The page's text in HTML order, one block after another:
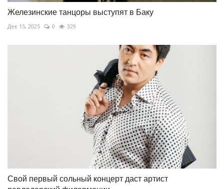
Железинские танцоры выступят в Баку
Дек 15, 2025 0 329
Свой первый сольный концерт даст артист